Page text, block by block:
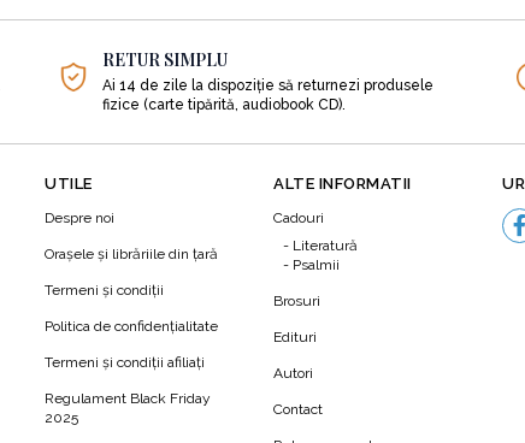
RETUR SIMPLU
Ai 14 de zile la dispoziție să returnezi produsele
fizice (carte tipărită, audiobook CD).
UTILE
Despre noi
Orașele și librăriile din țară
Termeni şi condiţii
Politica de confidenţialitate
Termeni şi condiţii afiliaţi
Regulament Black Friday
2025
ALTE INFORMATII
Cadouri
Literatură
Psalmii
Brosuri
Edituri
Autori
Contact